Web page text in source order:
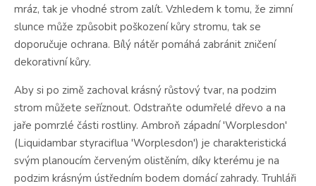
mráz, tak je vhodné strom zalít. Vzhledem k tomu, že zimní
slunce může způsobit poškození kůry stromu, tak se
doporučuje ochrana. Bílý nátěr pomáhá zabránit zničení
dekorativní kůry.
Aby si po zimě zachoval krásný růstový tvar, na podzim
strom můžete seříznout. Odstraňte odumřelé dřevo a na
jaře pomrzlé části rostliny. Ambroň západní'Worplesdon'
(Liquidambar styraciflua 'Worplesdon') je charakteristická
svým planoucím červeným olistěním, díky kterému je na
podzim krásným ústředním bodem domácí zahrady. Truhláři